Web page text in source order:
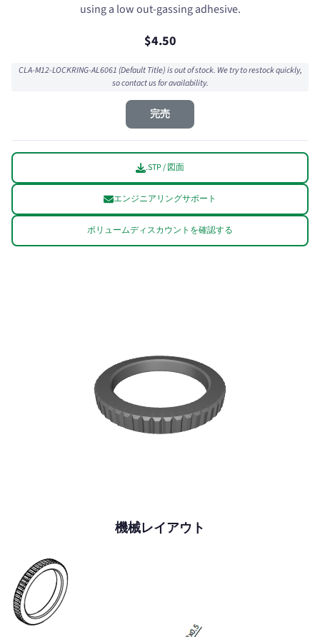
using a low out-gassing adhesive.
$4.50
CLA-M12-LOCKRING-AL6061 (Default Title) is out of stock. We try to restock quickly,
so contact us for availability.
完売
.STP / 図面
エンジニアリングサポート
ボリュームディスカウントを確認する
機械レイアウト